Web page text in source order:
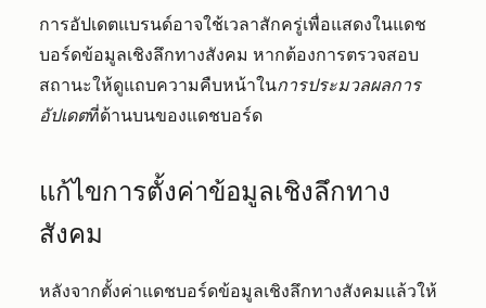
การอัปเดตแบรนด์อาจใช้เวลาสักครู่เพื่อแสดงในแดช
บอร์ดข้อมูลเชิงลึกทางสังคม หากต้องการตรวจสอบ
สถานะให้ดูแถบความคืบหน้าในการประมวลผลการ
อัปเดตที่ด้านบนของแดชบอร์ด
แก้ไขการตั้งค่าข้อมูลเชิงลึกทาง
สังคม
หลังจากตั้งค่าแดชบอร์ดข้อมูลเชิงลึกทางสังคมแล้วให้